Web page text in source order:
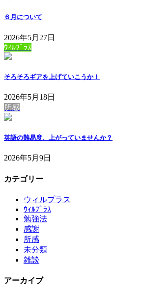
６月について
2026年5月27日
ｳｨﾙﾌﾟﾗｽ
そろそろギアを上げていこうか！
2026年5月18日
所感
英語の難易度、上がっていませんか？
2026年5月9日
カテゴリー
ウィルプラス
ｳｨﾙﾌﾟﾗｽ
勉強法
感謝
所感
未分類
雑談
アーカイブ